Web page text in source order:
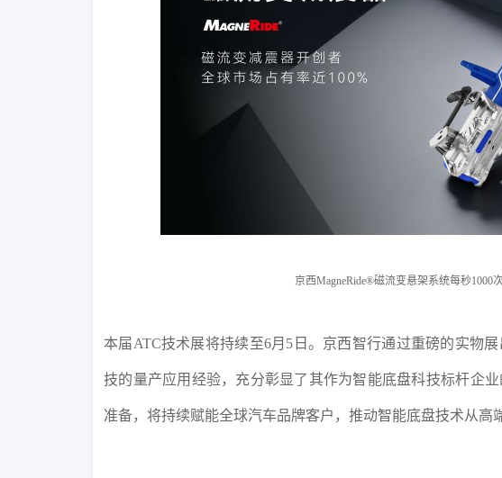
京西MagneRide®磁流变悬架系统每秒1000
本届ATC技术展将持续至6月5日。京西智行通过重磅的实物
技的量产应用经验，充分彰显了其作为智能底盘科技标杆企
准备，将持续赋能全球汽车品牌客户，推动智能底盘技术从高